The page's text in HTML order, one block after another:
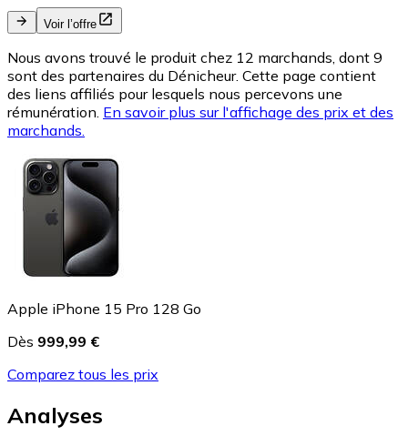
Voir l’offre
Nous avons trouvé le produit chez 12 marchands, dont 9
sont des partenaires du Dénicheur. Cette page contient
des liens affiliés pour lesquels nous percevons une
rémunération. En savoir plus sur l'affichage des prix et des
marchands.
Apple iPhone 15 Pro 128 Go
Dès 999,99 €
Comparez tous les prix
Analyses